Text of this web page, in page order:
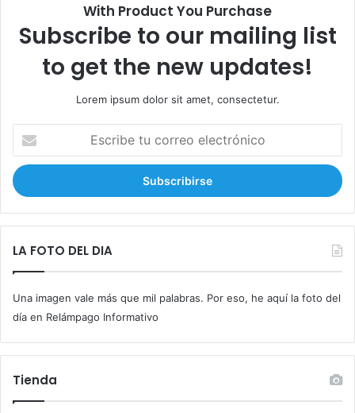
With Product You Purchase
Subscribe to our mailing list
to get the new updates!
Lorem ipsum dolor sit amet, consectetur.
c
r
b
t
o
r
e
l
LA FOTO DEL DIA
Una imagen vale más que mil palabras. Por eso, he aquí la foto del
día en Relámpago Informativo
Tienda